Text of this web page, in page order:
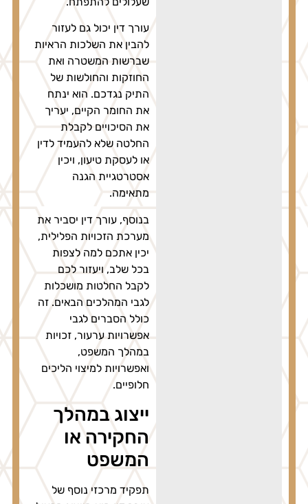
עורך דין יכול גם לעזור
להבין את השלכות הראיות
שברשות המשטרה ואת
החוזקות והחולשות של
התיק נגדכם. הוא ינתח
את החומר הקיים, יעריך
את הסיכויים לקבלת
החלטה שלא להעמיד לדין
או לעסקת טיעון, ויכין
אסטרטגיית הגנה
מתאימה.
בנוסף, עורך דין יסביר את
מערכת הזכויות הפלילית,
יכין אתכם למה לצפות
בכל שלב, ויעזור לכם
לקבל החלטות מושכלות
לגבי המהלכים הבאים. זה
כולל הסברים לגבי
אפשרויות ערעור, זכויות
במהלך המשפט,
ואפשרויות למיצוי הליכים
חלופיים.
ייצוג במהלך
החקירה או
המשפט
תפקיד מרכזי נוסף של